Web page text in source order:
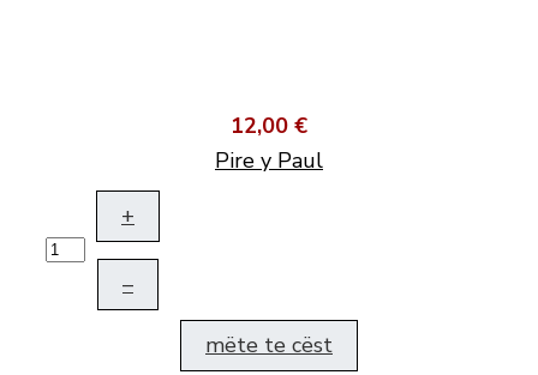
12,00 €
Pire y Paul
+
–
mëte te cëst